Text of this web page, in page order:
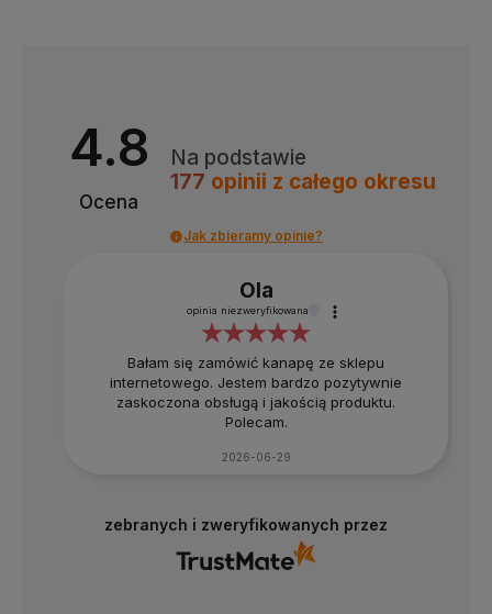
4.8
Ocena
Na podstawie
177 opinii z całego okresu
Jak zbieramy opinie?
Ola
opinia niezweryfikowana
Bałam się zamówić kanapę ze sklepu
internetowego. Jestem bardzo pozytywnie
zaskoczona obsługą i jakością produktu.
Polecam.
2026-06-29
zebranych i zweryfikowanych przez
z całego okresu